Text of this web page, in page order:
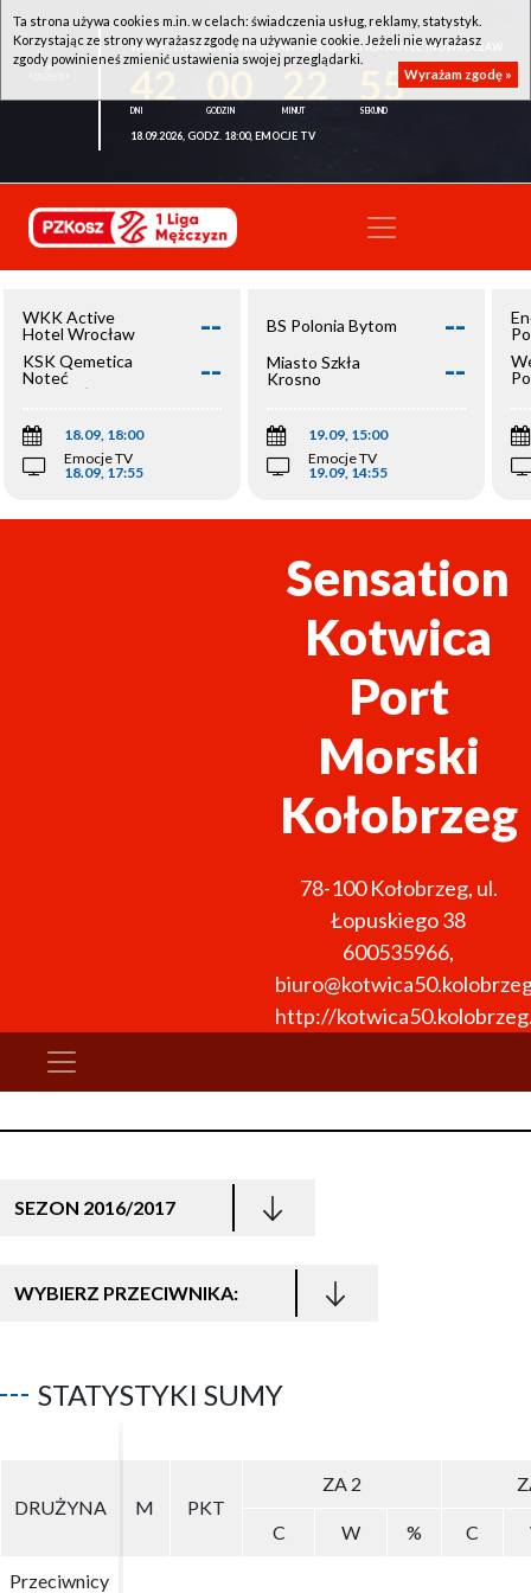
WKK ACTIVE HOTEL WROCŁAW - KSK QEMETICA NOTEĆ INOWROCŁAW
55
18.09.2026, GODZ. 18:00, EMOCJE TV
WKK Active
Hotel Wrocław
--
KSK Qemetica
Noteć
Inowrocław
--
18.09, 18:00
Emocje TV
18.09, 17:55
BS Polonia Bytom --
Miasto Szkła
Krosno
--
19.09, 15:00
Emocje TV
19.09, 14:55
Sensation
Kotwica
Port
Morski
Kołobrzeg
78-100 Kołobrzeg, ul.
Łopuskiego 38
600535966,
http://
SEZON 2016/2017
WYBIERZ PRZECIWNIKA:
STATYSTYKI SUMY
DRUŻYNA M PKT
ZA 2
C W % C
Przeciwnicy
DRUŻYNA M PKT
ZA 2
C W % C
Przeciwnicy
Ta strona używa cookies m.in. w celach: świadczenia usług, reklamy, statystyk.
Korzystając ze strony wyrażasz zgodę na używanie cookie. Jeżeli nie wyrażasz
zgody powinieneś zmienić ustawienia swojej przeglądarki.
Wyrażam zgodę »